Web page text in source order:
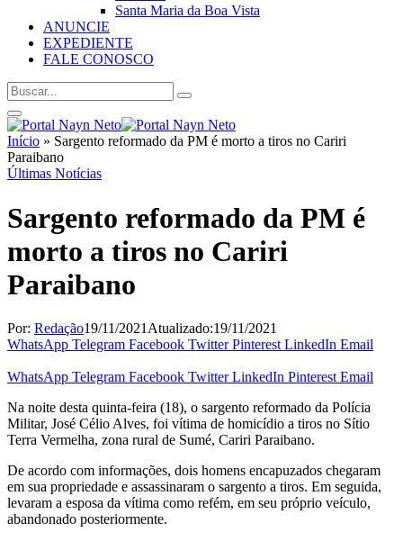
Santa Maria da Boa Vista
ANUNCIE
EXPEDIENTE
FALE CONOSCO
Início » Sargento reformado da PM é morto a tiros no Cariri
Paraibano
Últimas Notícias
Sargento reformado da PM é
morto a tiros no Cariri
Paraibano
Por: Redação19/11/2021 Atualizado:19/11/2021
WhatsApp Telegram Facebook Twitter Pinterest LinkedIn Email
WhatsApp Telegram Facebook Twitter LinkedIn Pinterest Email
Na noite desta quinta-feira (18), o sargento reformado da Polícia
Militar, José Célio Alves, foi vítima de homicídio a tiros no Sítio
Terra Vermelha, zona rural de Sumé, Cariri Paraibano.
De acordo com informações, dois homens encapuzados chegaram
em sua propriedade e assassinaram o sargento a tiros. Em seguida,
levaram a esposa da vítima como refém, em seu próprio veículo,
abandonado posteriormente.